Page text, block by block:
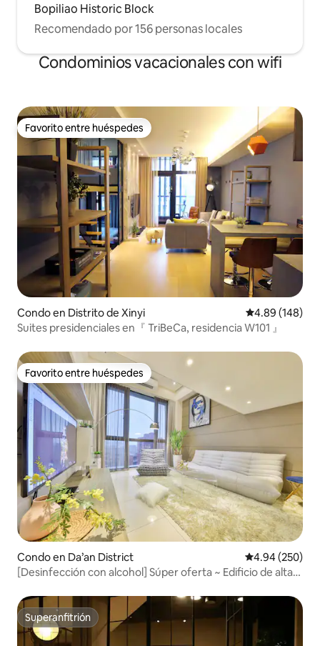
Bopiliao Historic Block
Recomendado por 156 personas locales
Condominios vacacionales con wifi
Favorito entre huéspedes
Favorito entre huéspedes
Condo en Distrito de Xinyi Calificación
4.89 (148)
Suites presidenciales en『 TriBeCa, residencia W101 』
Favorito entre huéspedes
Favorito entre huéspedes
Condo en Da’an District Calificación
4.94 (250)
[Desinfección con alcohol] Súper oferta ~ Edificio de alta
techos de 4,2 metros de altura, a 1 minuto de la estación
de metro
Superanfitrión
Superanfitrión